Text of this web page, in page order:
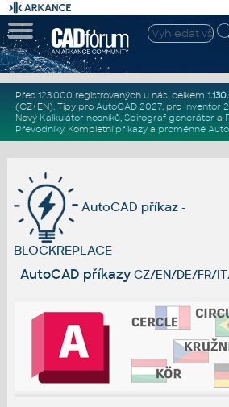
Přes 123.000 registrovaných u nás, celkem
(CZ+EN). Tipy pro AutoCAD 2027, pro Inventor
Nový Kalkulátor nosníků, Spirograf generátor a
Převodníky. Kompletní příkazya proměnné
AutoCAD příkaz -
BLOCKREPLACE
AutoCAD příkazy CZ/EN/DE/FR/